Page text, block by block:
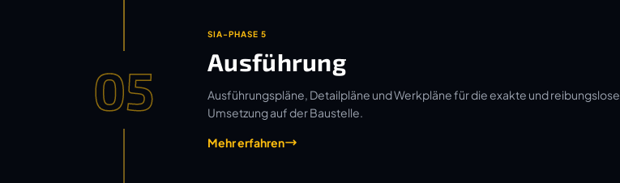
05
SIA-PHASE 5
Ausführung
Ausführungspläne, Detailpläne und Werkpläne für die exakte und reibungslose
Umsetzung auf der Baustelle.
Mehr erfahren